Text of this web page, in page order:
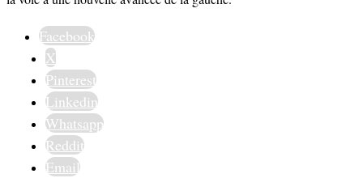
Facebook
X
Pinterest
Linkedin
Whatsapp
Reddit
Email